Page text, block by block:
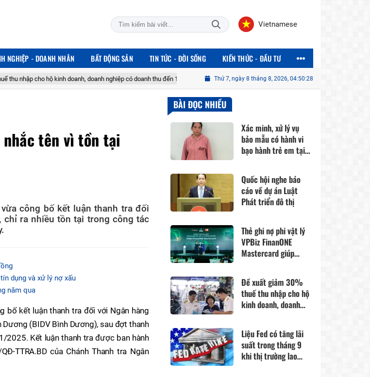
Vietnamese
NGHIỆP - DOANH NHÂN BẤT ĐỘNG SẢN TIN TỨC - ĐỜI SỐNG KIẾN THỨC - ĐẦU TƯ
kinh doanh, doanh nghiệp có doanh thu đến 10 tỷ đồng Quốc hội nghe báo cáo về dự án Luật Phát triển đô thị
Thứ 7, ngày 8 tháng 8, 2026, 04:50:30
tên vì tồn tại
công bố kết luận thanh tra đối
chỉ ra nhiều tồn tại trong công tác
dụng và xử lý nợ xấu
năm qua
bố kết luận thanh tra đối với Ngân hàng
(BIDV Bình Dương), sau đợt thanh
Kết luận thanh tra được ban hành
TTRA.BD của Chánh Thanh tra Ngân
BÀI ĐỌC NHIỀU
Xác minh, xử lý vụ
bảo mẫu có hành vi
bạo hành trẻ em tại
TPHCM
Quốc hội nghe báo
cáo về dự án Luật
Phát triển đô thị
Thẻ ghi nợ phi vật lý
VPBiz FinanONE
Mastercard giúp
tài chính toàn diện
trong kỷ nguyên AI
Đề xuất giảm 30%
thuế thu nhập cho hộ
kinh doanh, doanh
đến 10 tỷ đồng
Liệu Fed có tăng lãi
suất trong tháng 9
khi thị trường lao